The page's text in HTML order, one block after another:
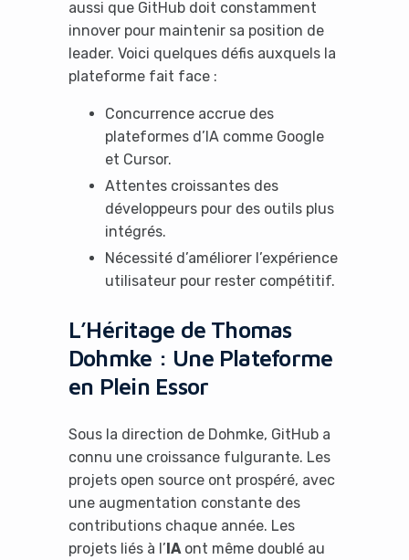
aussi que GitHub doit constamment
innover pour maintenir sa position de
leader. Voici quelques défis auxquels la
plateforme fait face :
Concurrence accrue des
plateformes d’IA comme Google
et Cursor.
Attentes croissantes des
développeurs pour des outils plus
intégrés.
Nécessité d’améliorer l’expérience
utilisateur pour rester compétitif.
L’Héritage de Thomas
Dohmke : Une Plateforme
en Plein Essor
Sous la direction de Dohmke, GitHub a
connu une croissance fulgurante. Les
projets open source ont prospéré, avec
une augmentation constante des
contributions chaque année. Les
projets liés à l’ IAont même doublé au